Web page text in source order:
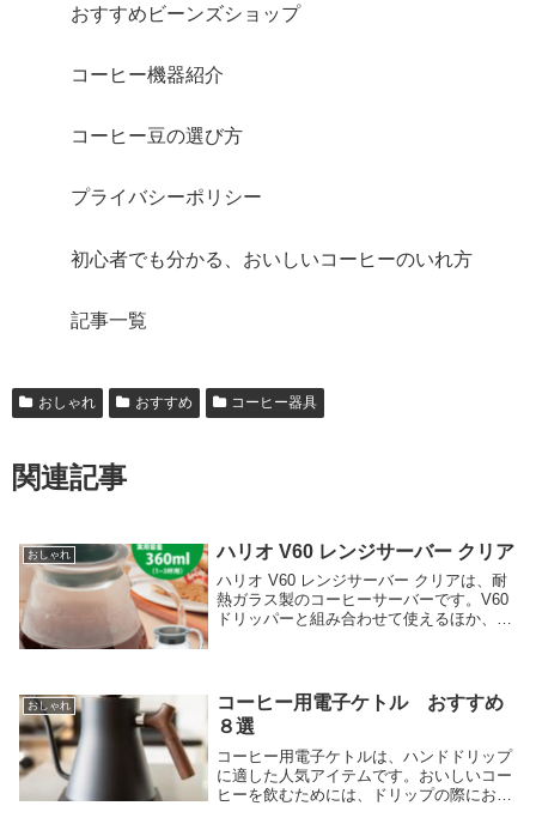
おすすめビーンズショップ
コーヒー機器紹介
コーヒー豆の選び方
プライバシーポリシー
初心者でも分かる、おいしいコーヒーのいれ方
記事一覧
おしゃれ おすすめ コーヒー器具
関連記事
おしゃれ ハリオ V60 レンジサーバー クリア
ハリオ V60 レンジサーバー クリアは、耐
熱ガラス製のコーヒーサーバーです。V60
ドリッパーと組み合わせて使えるほか、フ
という声が寄せられています。
おしゃれ
コーヒー用電子ケトル おすすめ
８選
コーヒー用電子ケトルは、ハンドドリップ
に適した人気アイテムです。おいしいコー
ヒーを飲むためには、ドリップの際にお湯